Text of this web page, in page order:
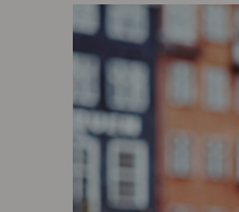
Preppaaja
Opettaja
Opiskelija
Huoltaja